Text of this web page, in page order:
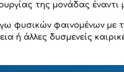
της μονάδας
φυσικών φαινομένων με
ή άλλες δυσμενείς